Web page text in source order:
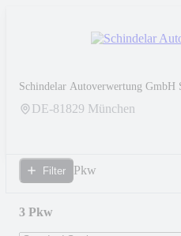
Schindelar Autoverwertung GmbH
DE-81829 München
Filter Pkw
3 Pkw